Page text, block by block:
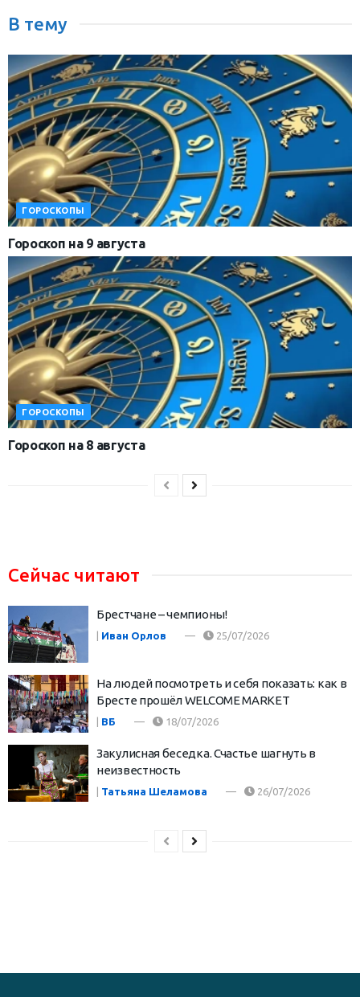
В тему
ГОРОСКОПЫ
Гороскоп на 9 августа
ГОРОСКОПЫ
Гороскоп на 8 августа
Сейчас читают
Брестчане – чемпионы!
| Иван Орлов 25/07/2026
На людей посмотреть и себя показать: как в
Бресте прошёл WELCOME MARKET
ВБ 18/07/2026
Закулисная беседка. Счастье шагнуть в
неизвестность
| Татьяна Шеламова 26/07/2026